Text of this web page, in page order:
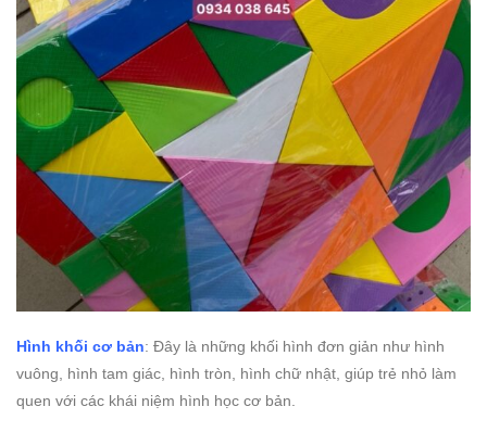
Hình khối cơ bản: Đây là những khối hình đơn giản như hình
vuông, hình tam giác, hình tròn, hình chữ nhật, giúp trẻ nhỏ làm
quen với các khái niệm hình học cơ bản.